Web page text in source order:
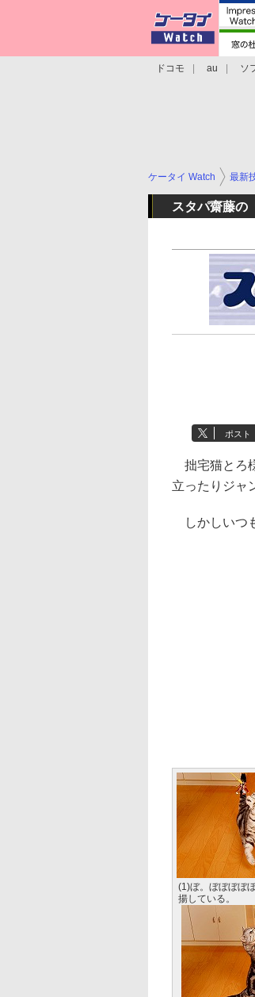
ドコモ au ソ
ケータイ Watch 最新
スタパ齋藤の
ポスト
拙宅猫とろ
立ったりジャ
しかしいつ
(1)ぼ。ぼぼぼぼ
揚している。